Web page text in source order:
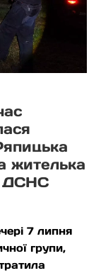
жителька
ДСНС
7 липня
групи,